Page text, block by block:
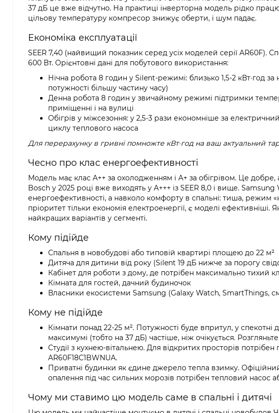
37 дБ це вже відчутно. На практиці інверторна модель рідко
цільову температуру компресор знижує оберти, і шум падає.
Економіка експлуатації
SEER 7,40 (найвищий показник серед усіх моделей серії AR60F).
600 Вт. Орієнтовні дані для побутового використання:
Нічна робота 8 годин у Silent-режимі: близько 1,5-2 кВт·год
потужності більшу частину часу)
Денна робота 8 годин у звичайному режимі підтримки
приміщенні і на вулиці
Обігрів у міжсезоння: у 2,5-3 рази економніше за
циклу теплового насоса
Для перерахунку в гривні помножте кВт·год на ваш актуальний
Чесно про клас енергоефективності
Модель має клас A++ за охолодженням і A+ за обігрівом. Це добре,
Bosch у 2025 році вже виходять у A+++ із SEER 8,0 і вище.
енергоефективності, а навколо комфорту в спальні: тиша, режим
пріоритет тільки економія електроенергії, є моделі
найкращих варіантів у сегменті.
Кому підійде
Спальня в новобудові або типовій квартирі площею до 22 м²
Дитяча для дитини від року (Silent 19 дБ нижче за порогу
Кабінет для роботи з дому, де потрібен максимально тихий
Кімната для гостей, дачний будиночок
Власники екосистеми Samsung (Galaxy Watch, SmartThings,
Кому не підійде
Кімнати понад 22-25 м². Потужності буде впритул, у
максимумі (тобто на 37 дБ) частіше, ніж очікується.
Студії з кухнею-вітальнею. Для відкритих просторів
AR60F18C1BWNUA.
Приватні будинки як єдине джерело тепла взимку. Офіційний
опалення під час сильних морозів потрібен тепловий насос
Чому ми ставимо цю модель саме в спальні і дитячі